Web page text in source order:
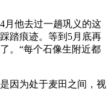
月他去过一趟巩义的这
踏痕迹。等到5月底再
。“每个石像生附近都
因为处于麦田之间，视